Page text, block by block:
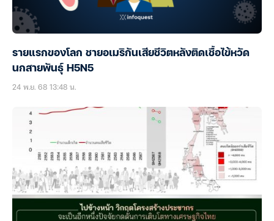
รายแรกของโลก ชายอเมริกันเสียชีวิตหลังติดเชื้อไข้หวัด
นกสายพันธุ์ H5N5
24 พ.ย. 68 13:48 น.